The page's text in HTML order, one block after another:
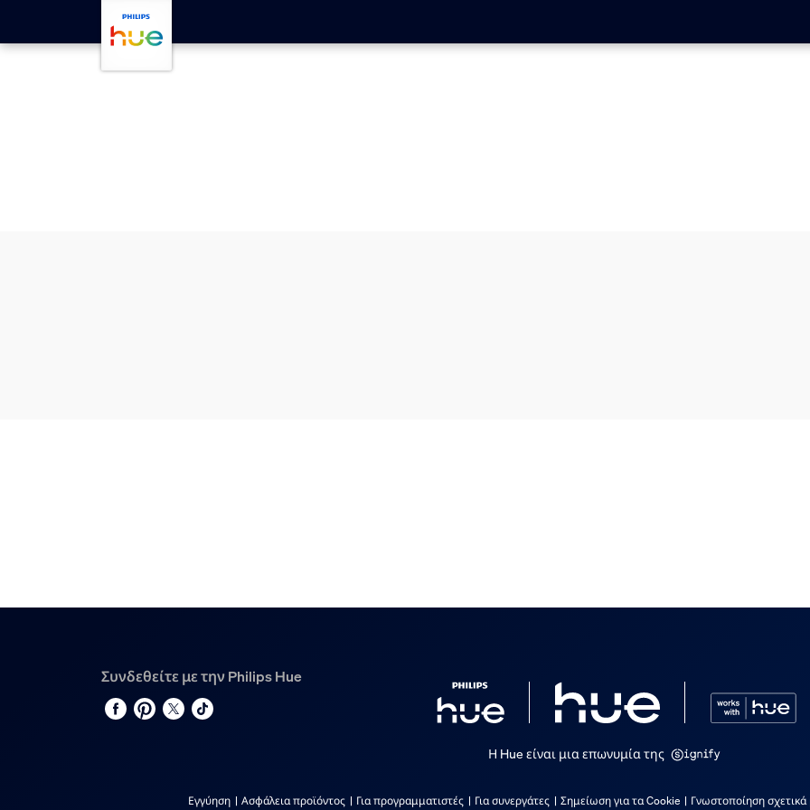
Μετάβαση στο κύριο περιεχόμενο
Συνδεθείτε με την Philips Hue
Η Hue είναι μια επωνυμία της
Εγγύηση Ασφάλεια προϊόντος Για προγραμματιστές Για συνεργάτες Σημείωση για τα Cookie Γνωστοποίηση